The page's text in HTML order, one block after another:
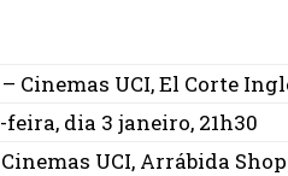
Cinemas UCI, El Corte
dia 3 janeiro, 21h30
UCI, Arrábida